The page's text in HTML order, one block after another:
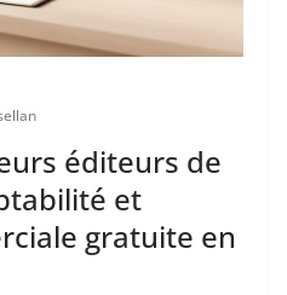
éditeurs de
et
gratuite en